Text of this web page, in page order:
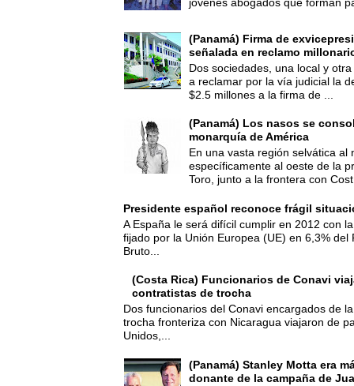
(Panamá) Firma de
señalada en reclamo
Dos sociedades, una local y
a reclamar por la vía judicial la
$2.5 millones a la firma de ...
(Panamá) Los nasos se
monarquía de América
En una vasta región selvática al
específicamente al oeste de la
Toro, junto a la frontera con
Presidente español reconoce frágil
A España le será difícil cumplir en 2012 con
fijado por la Unión Europea (UE) en 6,3% del
Bruto...
(Costa Rica) Funcionarios de Conavi
contratistas de trocha
Dos funcionarios del Conavi encargados de
trocha fronteriza con Nicaragua viajaron de
Unidos,...
(Panamá) Stanley Motta era
donante de la campaña de